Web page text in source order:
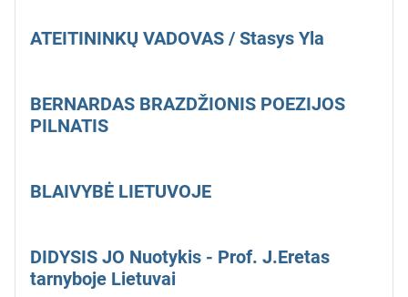
ATEITININKŲ VADOVAS / Stasys Yla
BERNARDAS BRAZDŽIONIS POEZIJOS
PILNATIS
BLAIVYBĖ LIETUVOJE
DIDYSIS JO Nuotykis - Prof. J.Eretas
tarnyboje Lietuvai